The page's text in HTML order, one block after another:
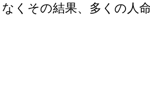
くその結果、多くの人